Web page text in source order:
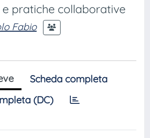
pratiche collaborative
Fabio
Scheda completa
(DC)